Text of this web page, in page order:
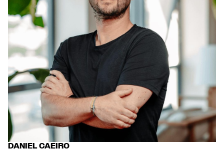
DANIEL CAEIRO